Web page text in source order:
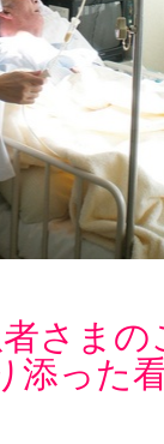
さまの
添った